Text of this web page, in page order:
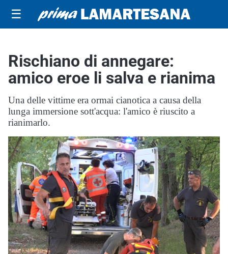
☰
Rischiano di annegare:
amico eroe li salva e rianima
Una delle vittime era ormai cianotica a causa della
lunga immersione sott'acqua: l'amico è riuscito a
rianimarlo.